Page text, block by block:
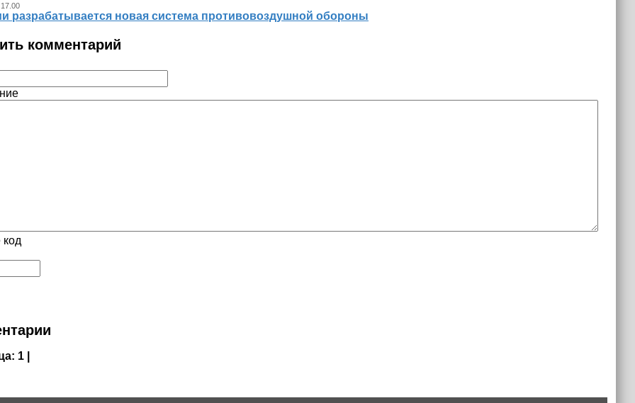
разрабатывается новая система противовоздушной обороны
комментарий
код
1 |